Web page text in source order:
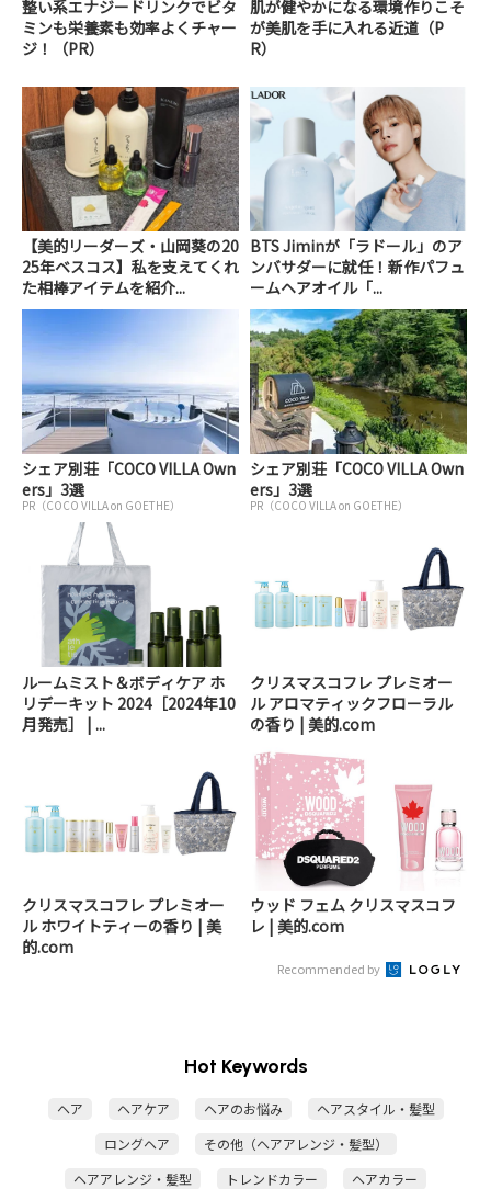
整い系エナジードリンクでビタ
ミンも栄養素も効率よくチャー
ジ！（PR）
肌が健やかになる環境作りこそ
が美肌を手に入れる近道（P
R）
【美的リーダーズ・山岡葵の20
25年ベスコス】私を支えてくれ
た相棒アイテムを紹介...
BTS Jiminが「ラドール」のア
ンバサダーに就任！新作パフュ
ームヘアオイル「...
シェア別荘「COCO VILLA Own
ers」3選
PR（COCO VILLA on GOETHE）
シェア別荘「COCO VILLA Own
ers」3選
PR（COCO VILLA on GOETHE）
ルームミスト＆ボディケア ホ
リデーキット 2024［2024年10
月発売］ | ...
クリスマスコフレ プレミオー
ル アロマティックフローラル
の香り | 美的.com
クリスマスコフレ プレミオー
ル ホワイトティーの香り | 美
的.com
ウッド フェム クリスマスコフ
レ | 美的.com
Recommended by
Hot Keywords
ヘア ヘアケア ヘアのお悩み
ヘアスタイル・髪型
ロングヘア
その他（ヘアアレンジ・髪型）
ヘアアレンジ・髪型
トレンドカラー
ヘアカラー